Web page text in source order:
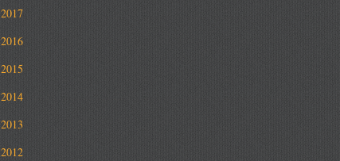
2017
2016
2015
2014
2013
2012